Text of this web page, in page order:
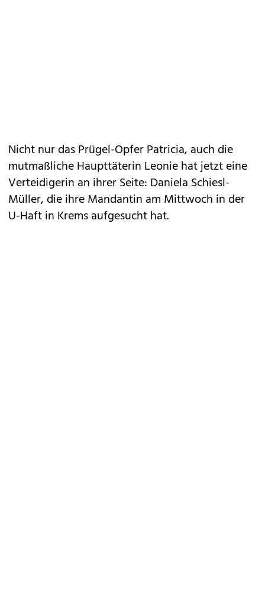
Nicht nur das Prügel-Opfer Patricia, auch die
mutmaßliche Haupttäterin Leonie hat jetzt eine
Verteidigerin an ihrer Seite: Daniela Schiesl-
Müller, die ihre Mandantin am Mittwoch in der
U-Haft in Krems aufgesucht hat.